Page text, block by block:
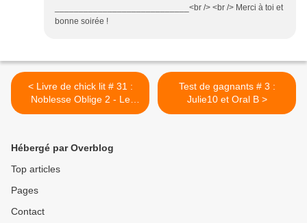
____________________________<br /> <br /> Merci à toi et
bonne soirée !
< Livre de chick lit # 31 :
Noblesse Oblige 2 - Le
marquis mis à nu
Test de gagnants # 3 :
Julie10 et Oral B >
Hébergé par Overblog
Top articles
Pages
Contact